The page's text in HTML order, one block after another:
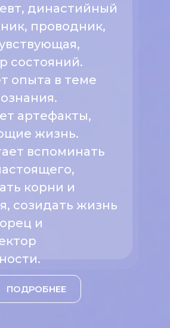
династийный
‌проводник,
состояний.
опыта в теме
артефакты,
жизнь.
вспоминать
корни и
созидать жизнь
и
ПОДРОБНЕЕ